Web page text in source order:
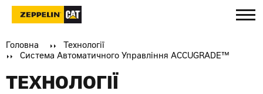
Головна
Технології
Система Автоматичного Управління ACCUGRADE™
ТЕХНОЛОГІЇ